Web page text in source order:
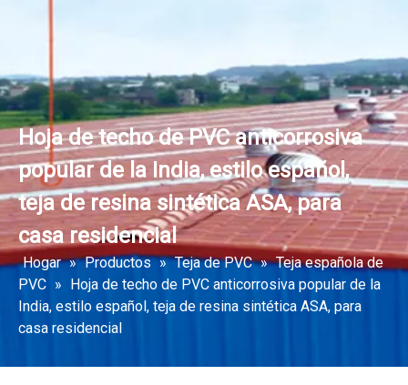
Hoja de techo de PVC anticorrosiva
popular de la India, estilo español,
teja de resina sintética ASA, para
casa residencial
Hogar » Productos » Teja de PVC » Teja española de
PVC » Hoja de techo de PVC anticorrosiva popular de la
India, estilo español, teja de resina sintética ASA, para
casa residencial